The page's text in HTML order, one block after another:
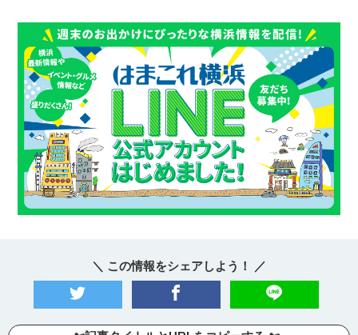
＼ この情報をシェアしよう！ ／